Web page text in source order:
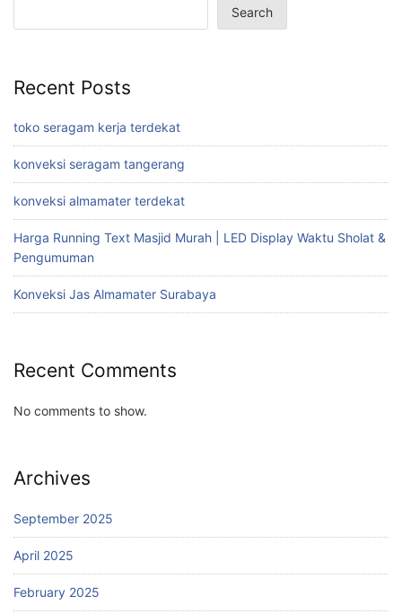
Search
Recent Posts
toko seragam kerja terdekat
konveksi seragam tangerang
konveksi almamater terdekat
Harga Running Text Masjid Murah | LED Display Waktu Sholat &
Pengumuman
Konveksi Jas Almamater Surabaya
Recent Comments
No comments to show.
Archives
September 2025
April 2025
February 2025